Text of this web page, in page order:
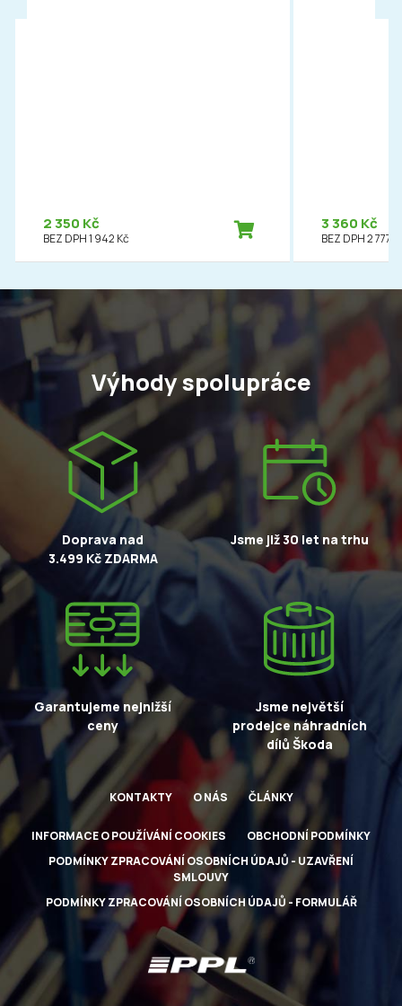
2 350 Kč
BEZ DPH 1 942 Kč
3 360 Kč
BEZ DPH 2 777
Výhody spolupráce
Doprava nad
3.499 Kč ZDARMA
Jsme již 30 let na trhu
Garantujeme nejnižší
ceny
Jsme největší
prodejce náhradních
dílů Škoda
KONTAKTY O NÁS ČLÁNKY
INFORMACE O POUŽÍVÁNÍ COOKIES
OBCHODNÍ PODMÍNKY
PODMÍNKY ZPRACOVÁNÍ OSOBNÍCH ÚDAJŮ - UZAVŘENÍ
SMLOUVY
PODMÍNKY ZPRACOVÁNÍ OSOBNÍCH ÚDAJŮ - FORMULÁŘ